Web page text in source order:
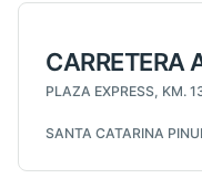
CARRETERA
PLAZA EXPRESS, KM.
SANTA CATARINA